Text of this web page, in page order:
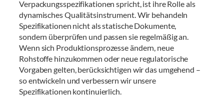
Verpackungsspezifikationen spricht, ist ihre Rolle als
dynamisches Qualitätsinstrument. Wir behandeln
Spezifikationen nicht als statische Dokumente,
sondern überprüfen und passen sie regelmäßig an.
Wenn sich Produktionsprozesse ändern, neue
Rohstoffe hinzukommen oder neue regulatorische
Vorgaben gelten, berücksichtigen wir das umgehend –
so entwickeln und verbessern wir unsere
Spezifikationen kontinuierlich.